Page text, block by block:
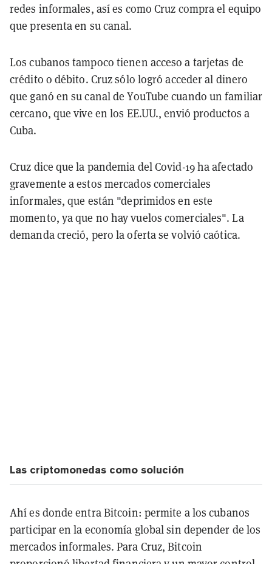
redes informales, así es como Cruz compra el equipo
que presenta en su canal.
Los cubanos tampoco tienen acceso a tarjetas de
crédito o débito. Cruz sólo logró acceder al dinero
que ganó en su canal de YouTube cuando un familiar
cercano, que vive en los EE.UU., envió productos a
Cuba.
Cruz dice que la pandemia del Covid-19 ha afectado
gravemente a estos mercados comerciales
informales, que están "deprimidos en este
momento, ya que no hay vuelos comerciales". La
demanda creció, pero la oferta se volvió caótica.
Las criptomonedas como solución
Ahí es donde entra Bitcoin: permite a los cubanos
participar en la economía global sin depender de los
mercados informales. Para Cruz, Bitcoin